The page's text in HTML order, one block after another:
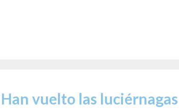
Han vuelto las luciérnagas